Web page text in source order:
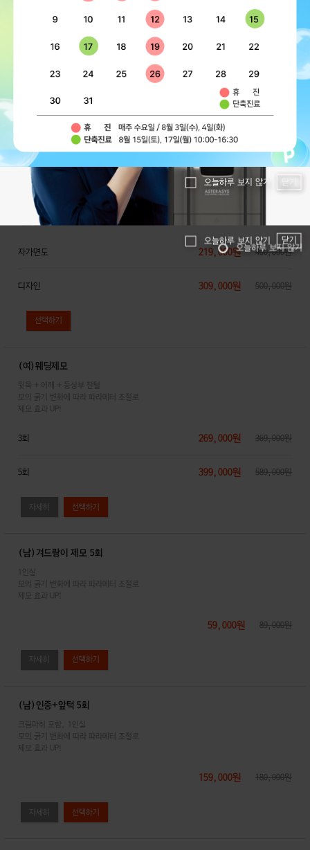
쿨소닉 7000샷+LDM(진정, 재생) 990,000
오늘하루 보지 않기
오늘하루 보지 않기 닫기
오늘하루 보지 않기
모의 굵기 변화에 따라 파라메터 조절로
249,000원 399,000원
(여)뒷목제모 5회
1인실
모의 굵기 변화에 따라 파라메터 조절로
제모 효과 UP!
자가면도 219,000원 400,000원
디자인 309,000원 500,000원
(여)웨딩제모
뒷목 + 어깨 + 등상부 잔털
모의 굵기 변화에 따라 파라메터 조절로
제모 효과 UP!
자세히
3회 269,000원 369,000원
5회 399,000원 589,000원
(남)겨드랑이 제모 5회
모의 굵기 변화에 따라 파라메터 조절로
제모 효과 UP!
자세히
59,000원 89,000원
(남)인중+앞턱 5회
크림마취 포함, 1인실
모의 굵기 변화에 따라 파라메터 조절로
제모 효과 UP!
자세히
159,000원 180,000원